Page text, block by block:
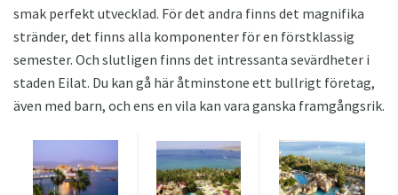
smak perfekt utvecklad. För det andra finns det magnifika
stränder, det finns alla komponenter för en förstklassig
semester. Och slutligen finns det intressanta sevärdheter i
staden Eilat. Du kan gå här åtminstone ett bullrigt företag,
även med barn, och ens en vila kan vara ganska framgångsrik.